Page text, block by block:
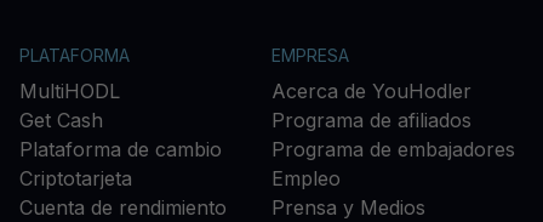
PLATAFORMA
MultiHODL
Get Cash
Plataforma de cambio
Criptotarjeta
Cuenta de rendimiento
EMPRESA
Acerca de YouHodler
Programa de afiliados
Programa de embajadores
Empleo
Prensa y Medios